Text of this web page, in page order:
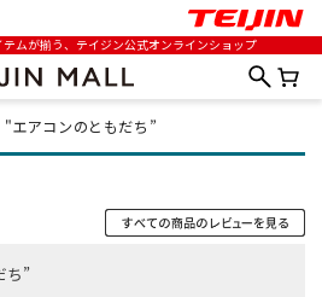
テムが揃う、テイジン公式オンラインショップ
エアコンのともだち”
ち”